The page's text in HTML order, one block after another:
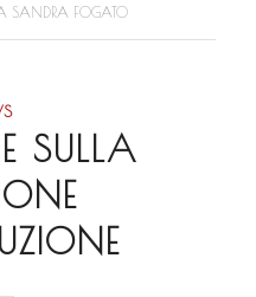
SANDRA FOGATO
SULLA